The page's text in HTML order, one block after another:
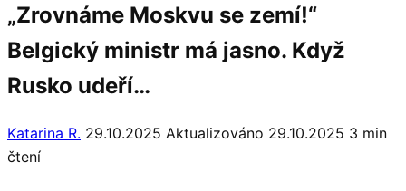
„Zrovnáme Moskvu se zemí!“
Belgický ministr má jasno. Když
Rusko udeří…
Katarina R. 29.10.2025 Aktualizováno 29.10.2025 3 min
čtení